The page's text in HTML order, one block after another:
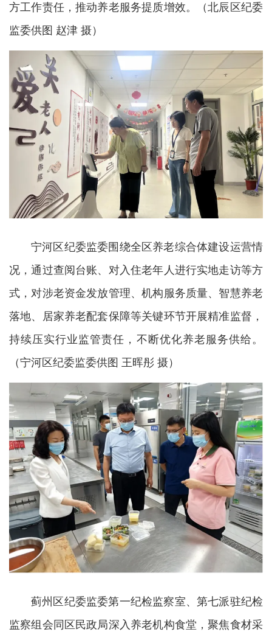
方工作责任，推动养老服务提质增效。（北辰区纪委
监委供图 赵津 摄）
宁河区纪委监委围绕全区养老综合体建设运营情
况，通过查阅台账、对入住老年人进行实地走访等方
式，对涉老资金发放管理、机构服务质量、智慧养老
落地、居家养老配套保障等关键环节开展精准监督，
持续压实行业监管责任，不断优化养老服务供给。
（宁河区纪委监委供图 王晖彤 摄）
蓟州区纪委监委第一纪检监察室、第七派驻纪检
监察组会同区民政局深入养老机构食堂，聚焦食材采